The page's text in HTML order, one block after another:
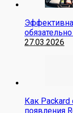
27.03.2026
Как
появления